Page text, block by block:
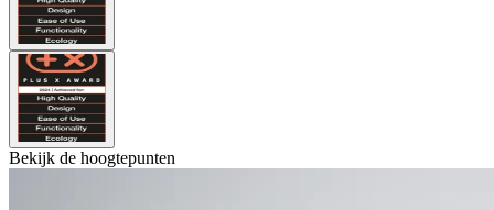
Bekijk de hoogtepunten